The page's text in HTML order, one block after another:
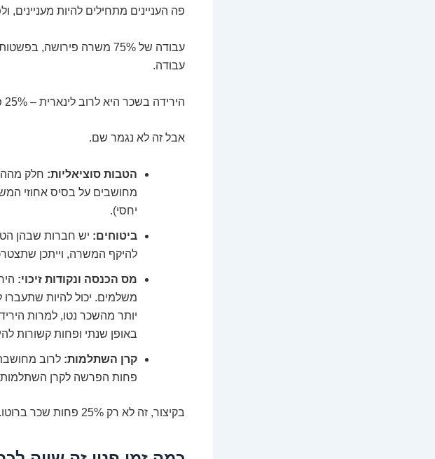
פה העניינים מתחילים להיות מעניינים,
עבודה של 75% משרה פירושה, בפשטות,
עבודה.
הירידה בשכר היא לרוב לינארית – 25% פחות מהברוטו.
אבל זה לא נגמר שם.
הטבות סוציאליות: חלק
מחושבים על בסיס אחוזי
יחסי).
ביטוחים: יש חברות שבהן
להיקף המשרה, וייתכן
מס הכנסה ונקודות זיכוי:
משלמים. יכול להיות
יותר מהשכר נטו, למרות
באופן שנתי ופחות
קרן השתלמות: לרוב
פחות הפרשה לקרן
בקיצור, זה לא רק 25% פחות שכר ברוטו. זה מודל כלכלי שלם שצריך להסתכל עליו.